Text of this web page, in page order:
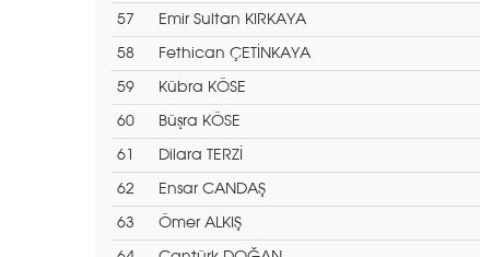
57 Emir Sultan KIRKAYA
58 Fethican ÇETİNKAYA
59 Kübra KÖSE
60 Büşra KÖSE
61 Dilara TERZİ
62 Ensar CANDAŞ
63 Ömer ALKIŞ